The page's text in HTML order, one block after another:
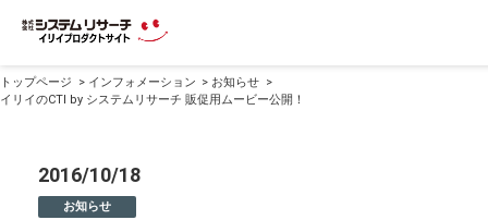
トップページ インフォメーション
お知らせ
イリイのCTI by システムリサーチ 販促用ムービー公開！
2016/10/18
お知らせ